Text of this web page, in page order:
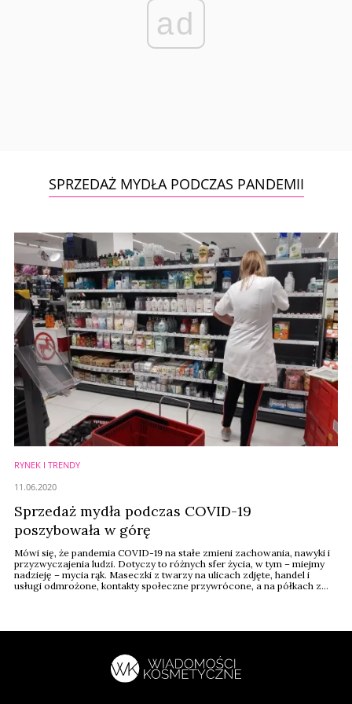
ad
SPRZEDAŻ MYDŁA PODCZAS PANDEMII
RYNEK I TRENDY
Sprzedaż mydła podczas COVID-19
poszybowała w górę
Mówi się, że pandemia COVID-19 na stałe zmieni zachowania, nawyki i
przyzwyczajenia ludzi. Dotyczy to różnych sfer życia, w tym – miejmy
nadzieję – mycia rąk. Maseczki z twarzy na ulicach zdjęte, handel i
usługi odmrożone, kontakty społeczne przywrócone, a na półkach z
11.06.2020